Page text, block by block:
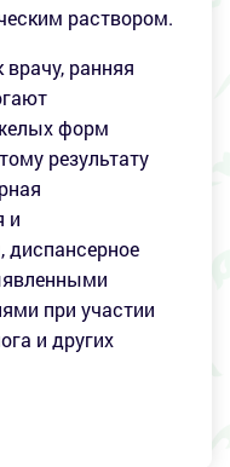
раствором.
ранняя
форм
результату
и
диспансерное
при участии
и других